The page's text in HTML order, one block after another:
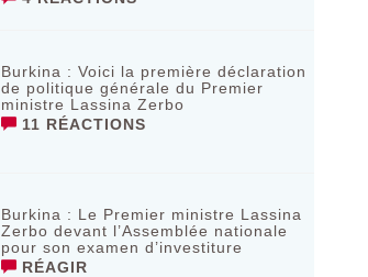
Burkina : Voici la première déclaration
de politique générale du Premier
ministre Lassina Zerbo
11 RÉACTIONS
Burkina : Le Premier ministre Lassina
Zerbo devant l’Assemblée nationale
pour son examen d’investiture
RÉAGIR